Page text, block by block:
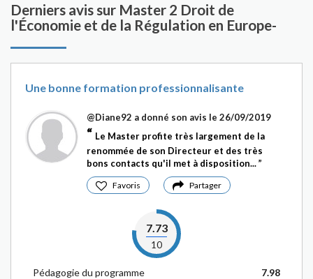
Derniers avis sur Master 2 Droit de
l'Économie et de la Régulation en Europe-
Une bonne formation professionnalisante
@Diane92 a donné son avis le 26/09/2019
Le Master profite très largement de la
renommée de son Directeur et des très
bons contacts qu'il met à disposition...
Favoris Partager
7.73
10
Pédagogie du programme
7.98